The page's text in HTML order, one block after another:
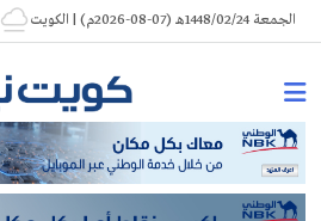
Skip
to
الجمعة 1448/02/24هـ (07-08-2026م) | الكويت